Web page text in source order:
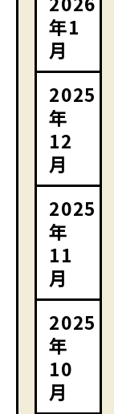
年1
月
2025
年
12
月
2025
年
11
月
2025
年
10
月